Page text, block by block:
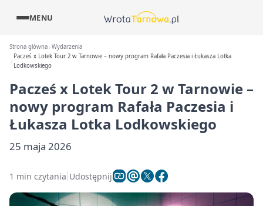
MENU
Strona główna Wydarzenia
Pacześ x Lotek Tour 2 w Tarnowie – nowy program Rafała Paczesia i Łukasza Lotka
Lodkowskiego
Pacześ x Lotek Tour 2 w Tarnowie –
nowy program Rafała Paczesia i
Łukasza Lotka Lodkowskiego
25 maja 2026
1 min czytania Udostępnij